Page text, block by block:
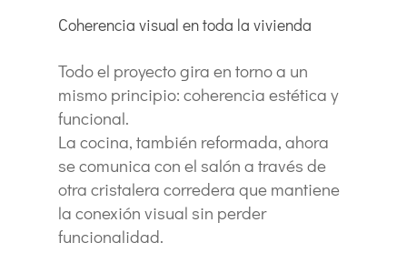
Coherencia visual en toda la vivienda
Todo el proyecto gira en torno a un
mismo principio: coherencia estética y
funcional.
La cocina, también reformada, ahora
se comunica con el salón a través de
otra cristalera corredera que mantiene
la conexión visual sin perder
funcionalidad.